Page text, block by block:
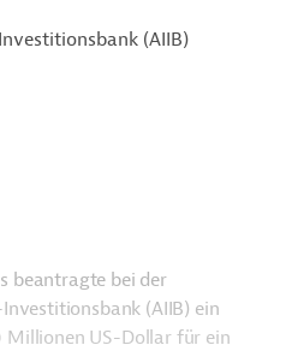
(AIIB)
beantragte bei der
(AIIB) ein
Millionen US-Dollar für ein